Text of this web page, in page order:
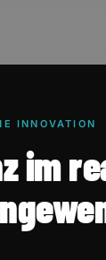
INNOVATION
im